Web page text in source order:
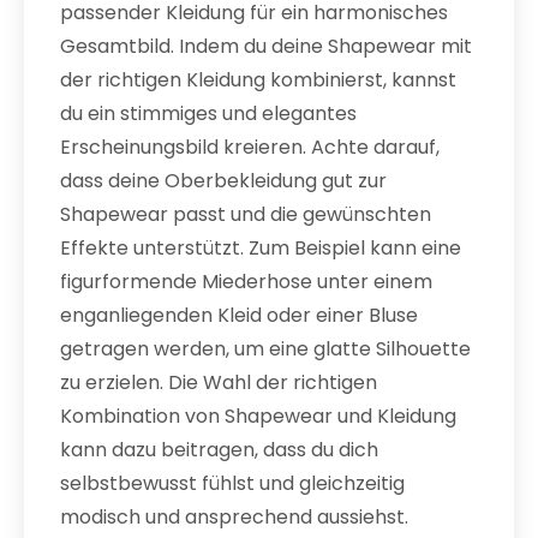
passender Kleidung für ein harmonisches
Gesamtbild. Indem du deine Shapewear mit
der richtigen Kleidung kombinierst, kannst
du ein stimmiges und elegantes
Erscheinungsbild kreieren. Achte darauf,
dass deine Oberbekleidung gut zur
Shapewear passt und die gewünschten
Effekte unterstützt. Zum Beispiel kann eine
figurformende Miederhose unter einem
enganliegenden Kleid oder einer Bluse
getragen werden, um eine glatte Silhouette
zu erzielen. Die Wahl der richtigen
Kombination von Shapewear und Kleidung
kann dazu beitragen, dass du dich
selbstbewusst fühlst und gleichzeitig
modisch und ansprechend aussiehst.